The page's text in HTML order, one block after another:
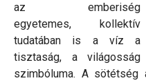
az emberiség
egyetemes, kollektív
tudatában is a víz a
tisztaság, a világosság
szimbóluma. A sötétség